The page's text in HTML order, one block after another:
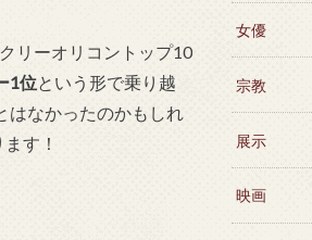
リーオリコントップ10
1位という形で乗り越
はなかったのかもしれ
す！
女優
宗教
展示
映画